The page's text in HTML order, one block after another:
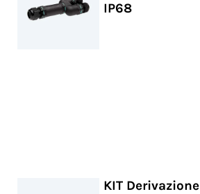
IP68
KIT Derivazione